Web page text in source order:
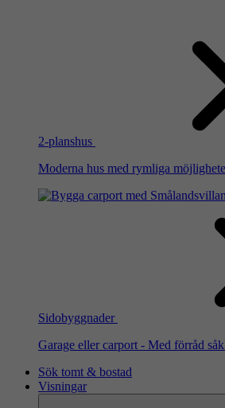
2-planshus
Moderna hus med rymliga
Sidobyggnader
Garage eller carport - Med förråd
Sök tomt & bostad
Visningar